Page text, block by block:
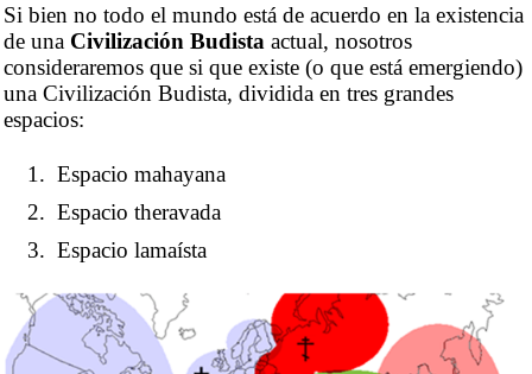
Si bien no todo el mundo está de acuerdo en la existencia
de una Civilización Budista actual, nosotros
consideraremos que si que existe (o que está emergiendo)
una Civilización Budista, dividida en tres grandes
espacios:
Espacio mahayana
Espacio theravada
Espacio lamaísta